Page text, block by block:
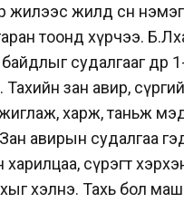
жилээс жилд өсөн
тоонд хүрчээ.
судалгааг өдөр
Тахийн зан авир,
ажиглаж, харж, таньж
авирын судалгаа
сүрэгт хэрхэн
хэлнэ. Тахь бол